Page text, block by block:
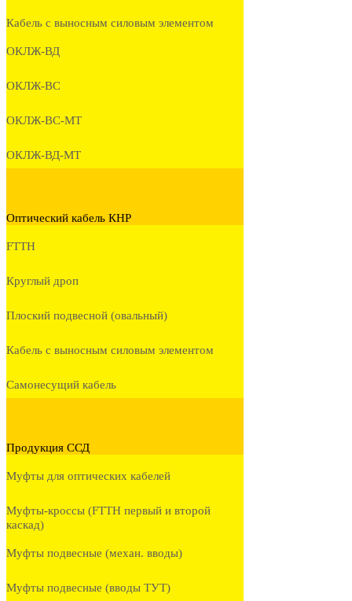
Кабель с выносным силовым элементом
ОКЛЖ-ВД
ОКЛЖ-ВС
ОКЛЖ-ВС-МТ
ОКЛЖ-ВД-МТ
Оптический кабель КНР
FTTH
Круглый дроп
Плоский подвесной (овальный)
Кабель с выносным силовым элементом
Самонесущий кабель
Продукция ССД
Муфты для оптических кабелей
Муфты-кроссы (FTTH первый и второй
каскад)
Муфты подвесные (механ. вводы)
Муфты подвесные (вводы ТУТ)